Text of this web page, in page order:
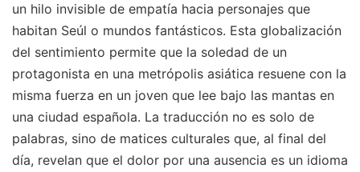
un hilo invisible de empatía hacia personajes que
habitan Seúl o mundos fantásticos. Esta globalización
del sentimiento permite que la soledad de un
protagonista en una metrópolis asiática resuene con la
misma fuerza en un joven que lee bajo las mantas en
una ciudad española. La traducción no es solo de
palabras, sino de matices culturales que, al final del
día, revelan que el dolor por una ausencia es un idioma